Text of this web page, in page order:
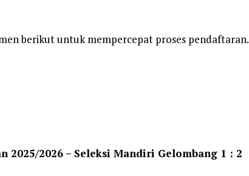
berikut untuk mempercepat proses pendaftaran.
2025/2026 – Seleksi Mandiri Gelombang 1 : 2